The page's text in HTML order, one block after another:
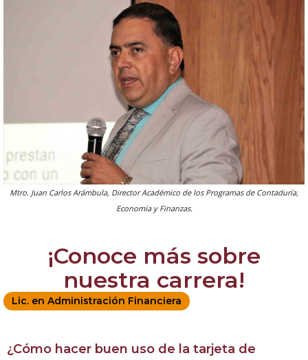
Mtro. Juan Carlos Arámbula, Director Académico de los Programas de Contaduría,
Economía y Finanzas.
¡Conoce más sobre
nuestra carrera!
Lic. en Administración Financiera
¿Cómo hacer buen uso de la tarjeta de